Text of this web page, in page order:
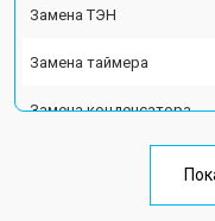
Замена ТЭН
Замена таймера
Замена конденсатора
Ремонт платы
Замена лампочки